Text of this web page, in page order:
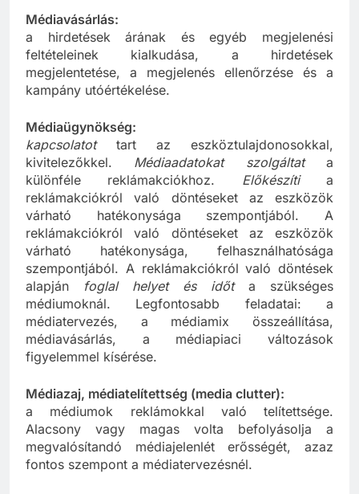
Médiavásárlás:
a hirdetések árának és egyéb megjelenési
feltételeinek kialkudása, a hirdetések
megjelentetése, a megjelenés ellenőrzése és a
Médiaügynökség:
kapcsolatot
tart az eszköztulajdonosokkal,
kivitelezőkkel.Médiaadatokat szolgáltat
a
különféle reklámakciókhoz.
Előkészítia
reklámakciókról való döntéseket az eszközök
várható hatékonysága szempontjából. A
reklámakciókról való döntéseket az eszközök
várható hatékonysága, felhasználhatósága
szempontjából. A reklámakciókról való döntések
alapjánfoglal helyet és időt
a szükséges
médiumoknál. Legfontosabb feladatai: a
médiatervezés, a médiamix összeállítása,
médiavásárlás, a médiapiaci változások
Médiazaj, médiatelítettség (media clutter):
a médiumok reklámokkal való telítettsége.
Alacsony vagy magas volta befolyásolja a
megvalósítandó médiajelenlét erősségét, azaz